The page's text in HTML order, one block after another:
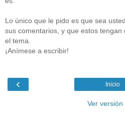
Lo único que le pido es que sea
sus comentarios, y que estos tengan
el tema.
¡Anímese a escribir!
‹ Inicio
Ver versión